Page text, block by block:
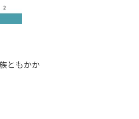
ともかか